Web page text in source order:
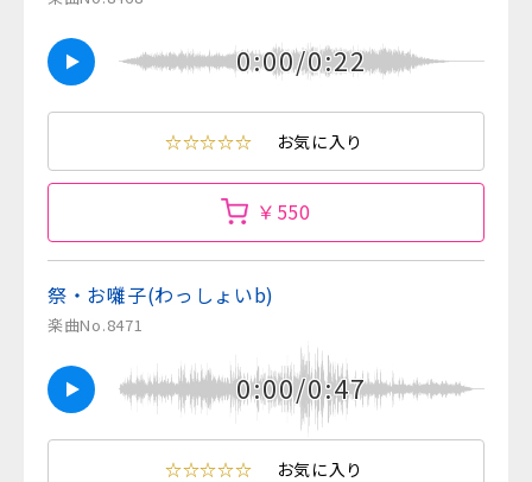
0:00/0:22
☆☆☆☆☆ お気に入り
￥550
祭・お囃子(わっしょいb)
楽曲No.8471
0:00/0:47
☆☆☆☆☆ お気に入り